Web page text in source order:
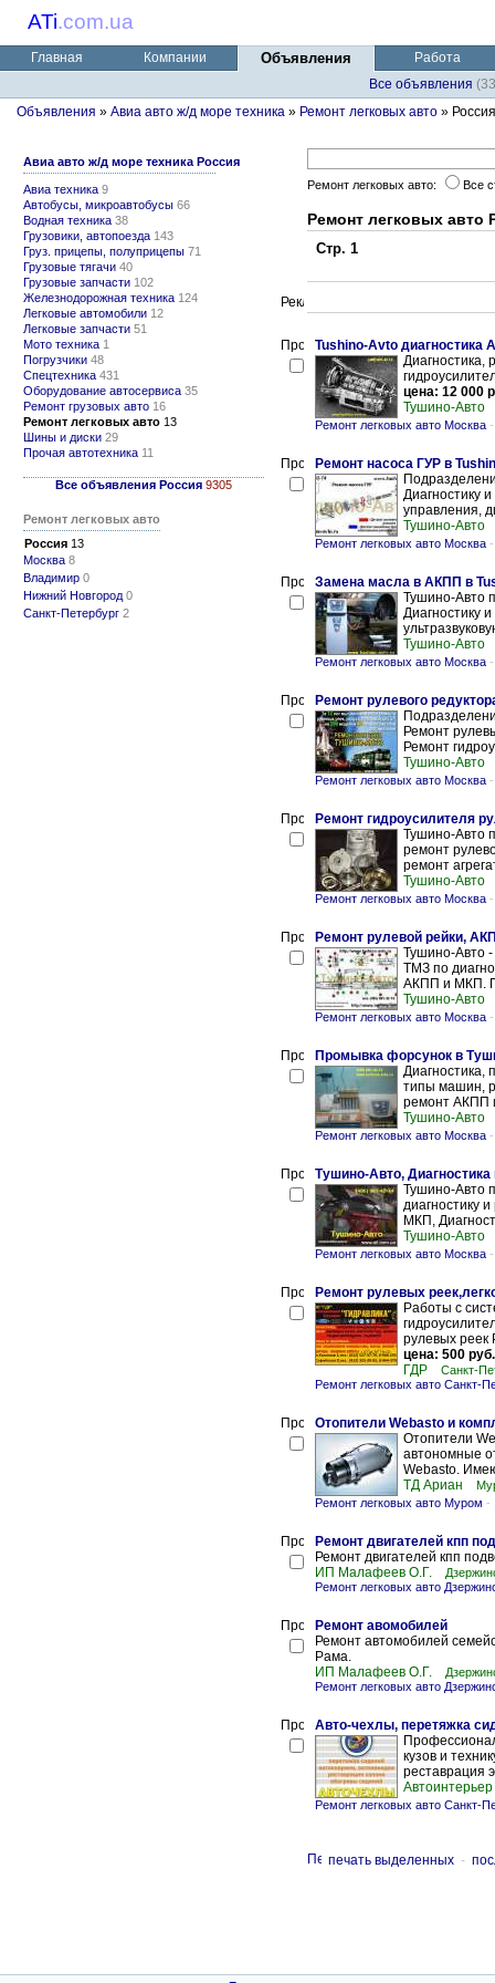
ATi.com.ua
Главная Компании Объявления
Работа
Все объявления
Объявления » Авиа авто ж/д море техника » Ремонт легковых авто » Россия
Авиа авто ж/д море техника Россия
Авиа техника 9
Автобусы, микроавтобусы 66
Водная техника 38
Грузовики, автопоезда 143
Груз. прицепы, полуприцепы 71
Грузовые тягачи 40
Грузовые запчасти 102
Железнодорожная техника 124
Легковые автомобили 12
Легковые запчасти 51
Мото техника 1
Погрузчики 48
Спецтехника 431
Оборудование автосервиса 35
Ремонт грузовых авто 16
Ремонт легковых авто 13
Шины и диски 29
Прочая автотехника 11
Все объявления Россия 9305
Ремонт легковых авто
Россия 13
Москва 8
Владимир 0
Нижний Новгород 0
Санкт-Петербург 2
Ремонт легковых авто: Все
Ремонт легковых авто
Стр. 1
Tushino-Avto
Диагностика,
цена: 12 000
Тушино-Авто
Ремонт легковых авто Москва
Ремонт насоса ГУР в
Диагностику
управления,
Тушино-Авто
Ремонт легковых авто Москва
Замена масла в АКПП в
Тушино-Авто
Диагностику
Тушино-Авто
Ремонт легковых авто Москва
Ремонт рулевого
Ремонт
Ремонт
Тушино-Авто
Ремонт легковых авто Москва
Ремонт гидроусилителя
Тушино-Авто
ремонт
ремонт
Тушино-Авто
Ремонт легковых авто Москва
Ремонт рулевой рейки,
Тушино-Авто
ТМЗ по
АКПП и МКП.
Тушино-Авто
Ремонт легковых авто Москва
Промывка форсунок в
Диагностика,
типы машин,
ремонт АКПП
Тушино-Авто
Ремонт легковых авто Москва
Тушино-Авто,
Тушино-Авто
диагностику
МКП,
Тушино-Авто
Ремонт легковых авто Москва
Ремонт рулевых
Работы с
рулевых реек
цена: 500 руб.
ГДР
Санкт-
Ремонт легковых авто Санкт-
Отопители Webasto и
Отопители
автономные
Webasto.
ТД Ариан
Ремонт легковых авто Муром -
Ремонт двигателей кпп
Ремонт двигателей кпп
ИП Малафеев О.Г.
Ремонт легковых авто
Ремонт авомобилей
Ремонт автомобилей
Рама.
ИП Малафеев О.Г.
Ремонт легковых авто
Авто-чехлы, перетяжка
кузов и
реставрация
Автоинтерьер
Ремонт легковых авто Санкт-
печать выделенных -